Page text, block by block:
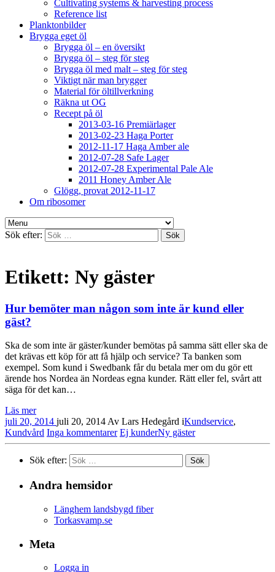
Cultivating systems & harvesting process
Reference list
Planktonbilder
Brygga eget öl
Brygga öl – en översikt
Brygga öl – steg för steg
Brygga öl med malt – steg för steg
Viktigt när man brygger
Material för öltillverkning
Räkna ut OG
Recept på öl
2013-03-16 Premiärlager
2013-02-23 Haga Porter
2012-11-17 Haga Amber ale
2012-07-28 Safe Lager
2012-07-28 Experimental Pale Ale
2011 Honey Amber Ale
Glögg, provat 2012-11-17
Om ribosomer
Sök efter:
Etikett: Ny gäster
Hur bemöter man någon som inte är kund eller
gäst?
Ska de som inte är gäster/kunder bemötas på samma sätt eller ska de
det krävas ett köp för att få hjälp och service? Ta banken som
exempel. Som kund i Swedbank får du betala mer om du gör ett
ärende hos Nordea än Nordeas egna kunder. Rätt eller fel, svårt att
säga för det kan…
Läs mer
juli 20, 2014 juli 20, 2014Av Lars Hedegård iKundservice,
Kundvård Inga kommentarer Ej kunderNy gäster
Sök efter:
Andra hemsidor
Länghem landsbygd fiber
Torkasvamp.se
Meta
Logga in